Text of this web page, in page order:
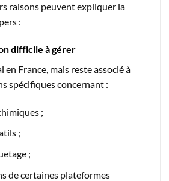
raisons peuvent expliquer la
:
difficile à gérer
en France, mais reste associé à
spécifiques concernant :
;
;
;
de certaines plateformes